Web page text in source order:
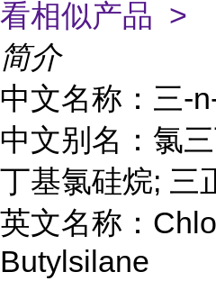
看相似产品 >
简介
中文名称：三-
中文别名：氯
丁基氯硅烷; 三
英文名称：
Butylsilane